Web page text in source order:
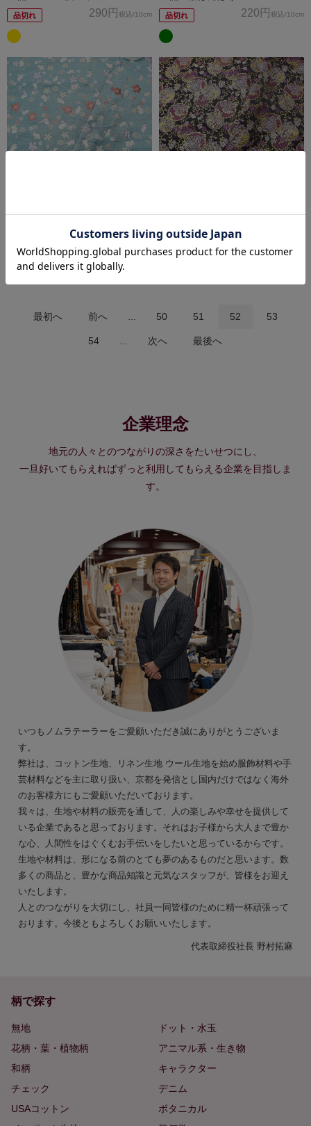
品切れ 290円 税込/10cm 品切れ 220円 税込/10cm
金襴 うさぎと桜
338円税込 /10cm
金襴 和小紋ブーケ
品切れ
最初へ 前へ 50 51 52 53
54 次へ 最後へ
企業理念
地元の人々とのつながりの深さをたいせつにし、
一旦好いてもらえればずっと利用してもらえる企業を目指しま
す。
いつもノムラテーラーをご愛顧いただき誠にありがとうございま
す。
弊社は、コットン生地、リネン生地 ウール生地を始め服飾材料や手
芸材料などを主に取り扱い、京都を発信とし国内だけではなく海外
のお客様方にもご愛顧いただいております。
我々は、生地や材料の販売を通して、人の楽しみや幸せを提供して
いる企業であると思っております。それはお子様から大人まで豊か
な心、人間性をはぐくむお手伝いをしたいと思っているからです。
生地や材料は、形になる前のとても夢のあるものだと思います。数
多くの商品と、豊かな商品知識と元気なスタッフが、皆様をお迎え
いたします。
人とのつながりを大切にし、社員一同皆様のために精一杯頑張って
おります。今後ともよろしくお願いいたします。
代表取締役社長 野村拓麻
柄で探す
無地
ドット・水玉
花柄・葉・植物柄
アニマル系・生き物
和柄
キャラクター
チェック
デニム
USAコットン
ボタニカル